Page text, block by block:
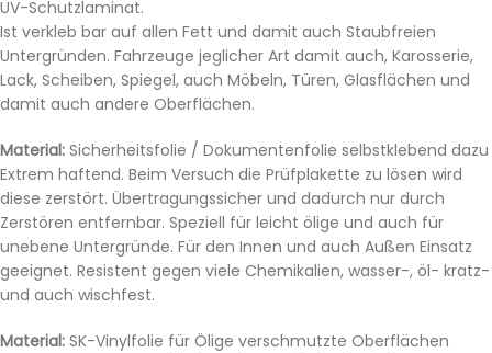
UV-Schutzlaminat.
Ist verkleb bar auf allen Fett und damit auch Staubfreien
Untergründen. Fahrzeuge jeglicher Art damit auch, Karosserie,
Lack, Scheiben, Spiegel, auch Möbeln, Türen, Glasflächen und
damit auch andere Oberflächen.
Material: Sicherheitsfolie / Dokumentenfolie selbstklebend dazu
Extrem haftend. Beim Versuch die Prüfplakette zu lösen wird
diese zerstört. Übertragungssicher und dadurch nur durch
Zerstören entfernbar. Speziell für leicht ölige und auch für
unebene Untergründe. Für den Innen und auch Außen Einsatz
geeignet. Resistent gegen viele Chemikalien, wasser-, öl- kratz-
und auch wischfest.
Material: SK-Vinylfolie für Ölige verschmutzte Oberflächen